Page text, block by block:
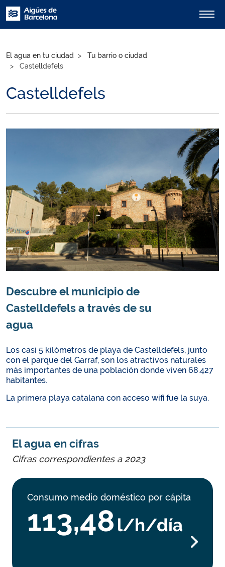
El agua en tu ciudad
Tu barrio o ciudad
Castelldefels
Castelldefels
Descubre el municipio de
Castelldefels a través de su
agua
Los casi 5 kilómetros de playa de Castelldefels, junto
con el parque del Garraf, son los atractivos naturales
más importantes de una población donde viven 68.427
habitantes.
La primera playa catalana con acceso wifi fue la suya.
El agua en cifras
Cifras correspondientes a 2023
Consumo medio doméstico por cápita
113,48 l/h/día